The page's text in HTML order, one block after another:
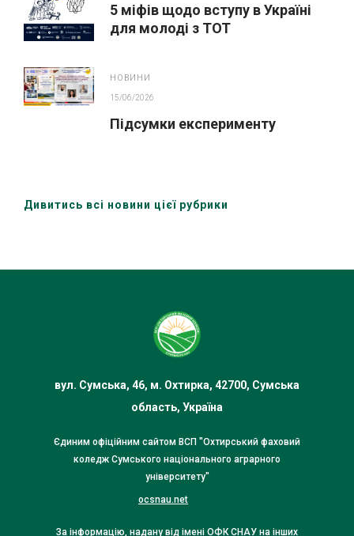
5 міфів щодо вступу в Україні
для молоді з ТОТ
НОВИНИ
15/06/2026
Підсумки експерименту
Дивитись всі новини цієї рубрики
вул. Сумська, 46, м. Охтирка, 42700, Сумська
область, Україна
Єдиним офіційним сайтом ВСП "Охтирський фаховий
коледж Сумського національного аграрного
університету"
ocsnau.net
За інформацію, надану від імені ОФК СНАУ на інших